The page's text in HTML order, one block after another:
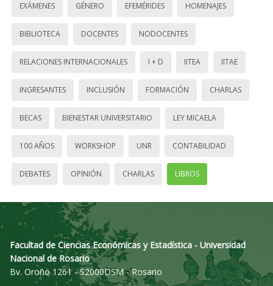
EXÁMENES GÉNERO EFEMÉRIDES HOMENAJES
BIBLIOTECA DOCENTES NODOCENTES
RELACIONES INTERNACIONALES I + D IITEA IITAE
INGRESANTES INCLUSIÓN FORMACIÓN CHARLAS
BECAS BIENESTAR UNIVERSITARIO LEY MICAELA
100 AÑOS WORKSHOP UNR CONTABILIDAD
DEBATES OPINIÓN CHARLAS LIBROS
Facultad de Ciencias Económicas y Estadística - Universidad
Nacional de Rosario
Bv. Oroño 1261 - S2000DSM - Rosario